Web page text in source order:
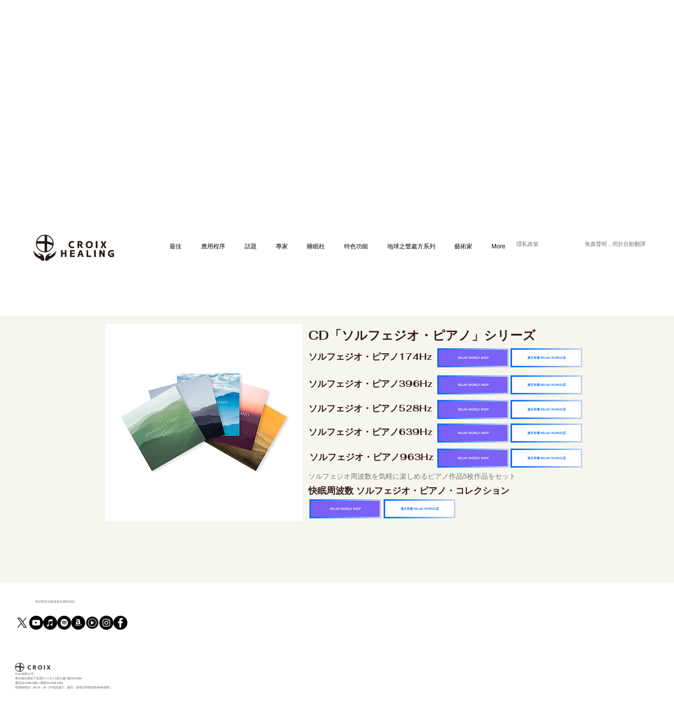
最佳 應用程序 話題 專家 睡眠柱 特色功能 地球之聲處方系列 藝術家 More 隱私政策 免責聲明，用於自動翻譯
CD「ソルフェジオ・ピアノ」シリーズ
ソルフェジオ・ピアノ174Hz 楽天市場 RELAX WORLD店
RELAX WORLD SHOP
ソルフェジオ・ピアノ396Hz 楽天市場 RELAX WORLD店
RELAX WORLD SHOP
ソルフェジオ・ピアノ528Hz 楽天市場 RELAX WORLD店
RELAX WORLD SHOP
ソルフェジオ・ピアノ639Hz 楽天市場 RELAX WORLD店
RELAX WORLD SHOP
ソルフェジオ・ピアノ963Hz 楽天市場 RELAX WORLD店
RELAX WORLD SHOP
ソルフェジオ周波数を気軽に楽しめるピアノ作品5枚作品をセット
快眠周波数 ソルフェジオ・ピアノ・コレクション
RELAX WORLD SHOP 楽天市場 RELAX WORLD店
每日聲音治療|修復音樂和視頻
Croix有限公司
東京都目黑區下目黑3-7-2 3-7小西大廈7樓153-0064
電話03-5436-1960 /傳真03-5436-1961
營業時間10：00-19：00（不包括週六，週日，節假日和我們的特殊假期）